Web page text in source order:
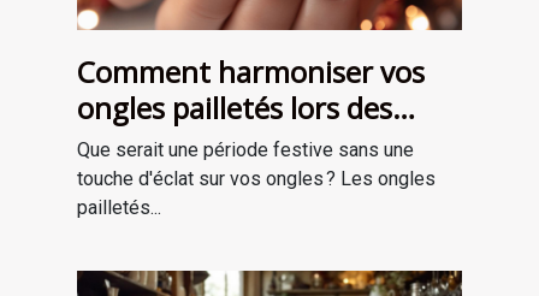
Comment harmoniser vos
ongles pailletés lors des
fêtes ?
Que serait une période festive sans une
touche d'éclat sur vos ongles ? Les ongles
pailletés...